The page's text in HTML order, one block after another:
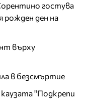
гостува
рожден ден на
върху
в безсмъртие
"Подкрепи